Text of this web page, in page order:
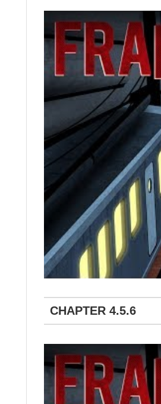
CHAPTER 4.5.6